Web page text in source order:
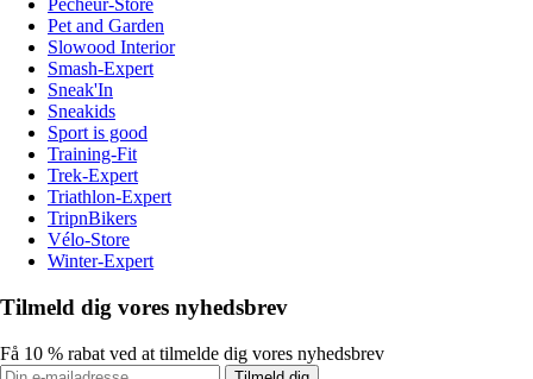
Pecheur-Store
Pet and Garden
Slowood Interior
Smash-Expert
Sneak'In
Sneakids
Sport is good
Training-Fit
Trek-Expert
Triathlon-Expert
TripnBikers
Vélo-Store
Winter-Expert
Tilmeld dig vores nyhedsbrev
Få 10 % rabat ved at tilmelde dig vores nyhedsbrev